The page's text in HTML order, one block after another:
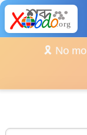
🎗️ No